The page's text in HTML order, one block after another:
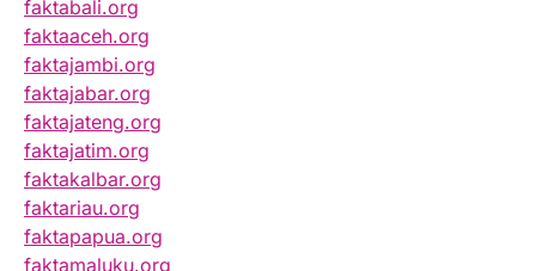
faktabali.org
faktaaceh.org
faktajambi.org
faktajabar.org
faktajateng.org
faktajatim.org
faktakalbar.org
faktariau.org
faktapapua.org
faktamaluku.org